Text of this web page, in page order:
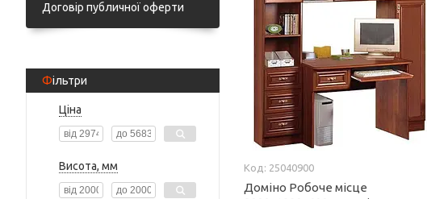
Договір публичної оферти
Фільтри
Ціна
Висота, мм 25040900
Доміно Робоче місце